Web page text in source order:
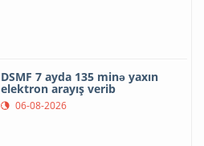
DSMF 7 ayda 135 minə yaxın
elektron arayış verib
06-08-2026